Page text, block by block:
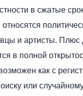
в сжатые
относятся
и артисты. Плюс
в полной
как с
или